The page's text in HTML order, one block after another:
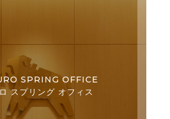
SPRING OFFICE
スプリング オフィス